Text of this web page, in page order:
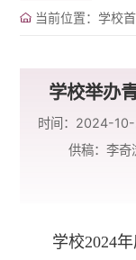
当前位置： 学校
学校举办
时间：2024-
供稿：李奇
学校2024